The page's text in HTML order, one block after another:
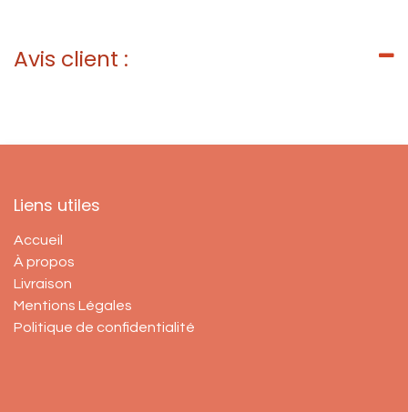
Avis client :
Liens utiles
Accueil
À propos
Livraison
Mentions Légales
Politique de confidentialité